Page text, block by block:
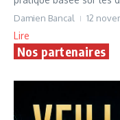
Damien Bancal 12
Lire
Nos partenaires